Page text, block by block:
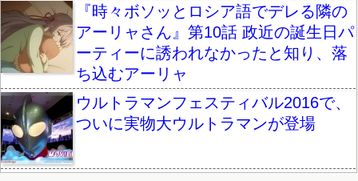
『時々ボソッとロシア語でデレる隣の
アーリャさん』第10話 政近の誕生日パ
ーティーに誘われなかったと知り、落
ち込むアーリャ
ウルトラマンフェスティバル2016で、
ついに実物大ウルトラマンが登場